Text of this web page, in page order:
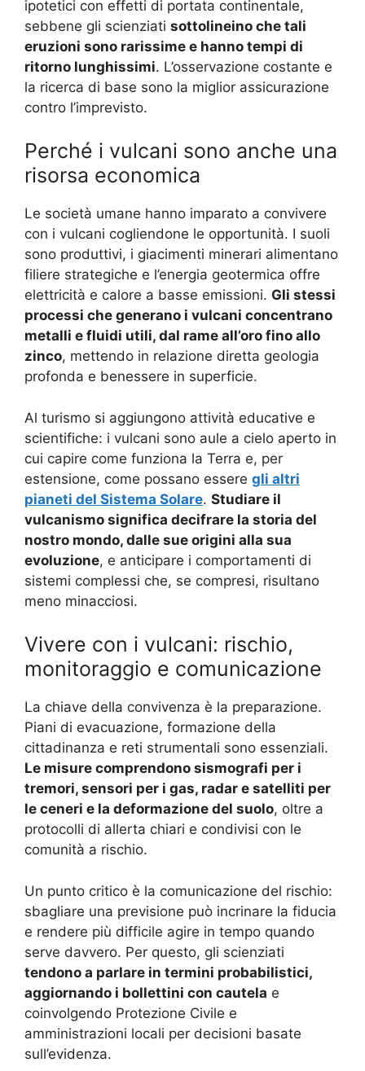
ipotetici con effetti di portata continentale,
sebbene gli scienziati sottolineino che tali
eruzioni sono rarissime e hanno tempi di
ritorno lunghissimi. L’osservazione costante e
la ricerca di base sono la miglior assicurazione
contro l’imprevisto.
Perché i vulcani sono anche una
risorsa economica
Le società umane hanno imparato a convivere
con i vulcani cogliendone le opportunità. I suoli
sono produttivi, i giacimenti minerari alimentano
filiere strategiche e l’energia geotermica offre
elettricità e calore a basse emissioni. Gli stessi
processi che generano i vulcani concentrano
metalli e fluidi utili, dal rame all’oro fino allo
zinco, mettendo in relazione diretta geologia
profonda e benessere in superficie.
Al turismo si aggiungono attività educative e
scientifiche: i vulcani sono aule a cielo aperto in
cui capire come funziona la Terra e, per
estensione, come possano essere gli altri
pianeti del Sistema Solare. Studiare il
vulcanismo significa decifrare la storia del
nostro mondo, dalle sue origini alla sua
evoluzione, e anticipare i comportamenti di
sistemi complessi che, se compresi, risultano
meno minacciosi.
Vivere con i vulcani: rischio,
monitoraggio e comunicazione
La chiave della convivenza è la preparazione.
Piani di evacuazione, formazione della
cittadinanza e reti strumentali sono essenziali.
Le misure comprendono sismografi per i
tremori, sensori per i gas, radar e satelliti per
le ceneri e la deformazione del suolo, oltre a
protocolli di allerta chiari e condivisi con le
comunità a rischio.
Un punto critico è la comunicazione del rischio:
sbagliare una previsione può incrinare la fiducia
e rendere più difficile agire in tempo quando
serve davvero. Per questo, gli scienziati
tendono a parlare in termini probabilistici,
aggiornando i bollettini con cautela e
coinvolgendo Protezione Civile e
amministrazioni locali per decisioni basate
sull’evidenza.